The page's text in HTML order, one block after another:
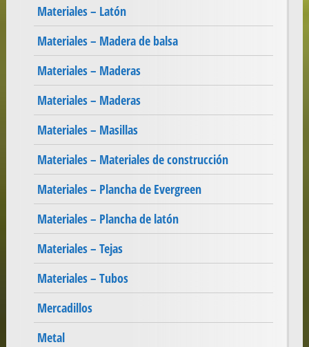
Materiales – Latón
Materiales – Madera de balsa
Materiales – Maderas
Materiales – Maderas
Materiales – Masillas
Materiales – Materiales de construcción
Materiales – Plancha de Evergreen
Materiales – Plancha de latón
Materiales – Tejas
Materiales – Tubos
Mercadillos
Metal